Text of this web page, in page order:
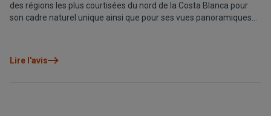
des régions les plus courtisées du nord de la Costa Blanca pour
son cadre naturel unique ainsi que pour ses vues panoramiques
Lire l'avis